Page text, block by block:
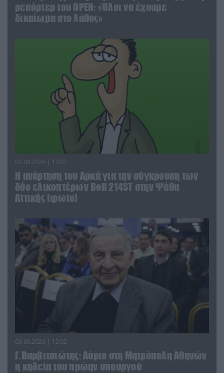
ρεπόρτερ του ΟΡΕΝ: «Όλοι να έχουμε
δικαίωμα στο λάθος»
03.08.2026 | 12:02
Η ανάρτηση του Αρκά για την σύγκρουση των
δύο ελικοπτέρων Bell 214ST στην Ψάθα
Αττικής (φωτο)
03.08.2026 | 12:02
Γ.Βαρβιτσιώτης: Aύριο στη Μητρόπολη Αθηνών
η κηδεία του πρώην υπουργού